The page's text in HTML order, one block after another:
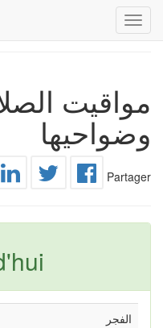
Toggle
navigation
مواقيت
وضواحيها
Partager
الفجر